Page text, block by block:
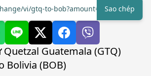
vi/gtq-to-bob?amount=1
Sao chép
Guatemala (GTQ)
Bolivia (BOB)